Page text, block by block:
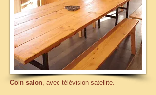
Coin salon, avec télévision satellite.